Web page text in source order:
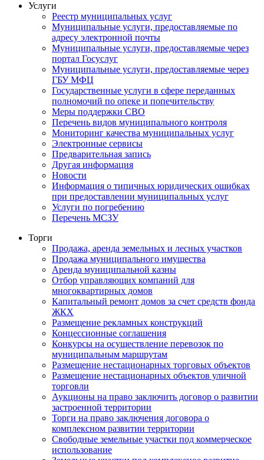
Услуги
Реестр муниципальных услуг
Муниципальные услуги, предоставляемые по
адресу электронной почты
Муниципальные услуги, предоставляемые через
портал Госуслуг
Муниципальные услуги, предоставляемые через
ГБУ МФЦ
Государственные услуги в сфере переданных
полномочий по опеке и попечительству
Меры поддержки СВО
Перечень видов муниципального контроля
Мониторинг качества муниципальных услуг
Электронные сервисы
Предварительная запись
Другая информация
Новости
Информация о типичных юридических ошибках
при предоставлении муниципальных услуг
Услуги по погребению
Перечень МСЗУ
Торги
Продажа, аренда земельных и лесных участков
Продажа муниципального имущества
Аренда муниципальной казны
Отбор управляющих компаний для
многоквартирных домов
Капитальный ремонт домов за счет средств фонда
ЖКХ
Размещение рекламных конструкций
Концессионные соглашения
Конкурсы на осуществление перевозок по
муниципальным маршрутам
Размещение нестационарных торговых объектов
Размещение нестационарных объектов уличной
торговли
Аукционы на право заключить договор о развитии
застроенной территории
Торги на право заключения договора о
комплексном развитии территории
Свободные земельные участки под коммерческое
использование